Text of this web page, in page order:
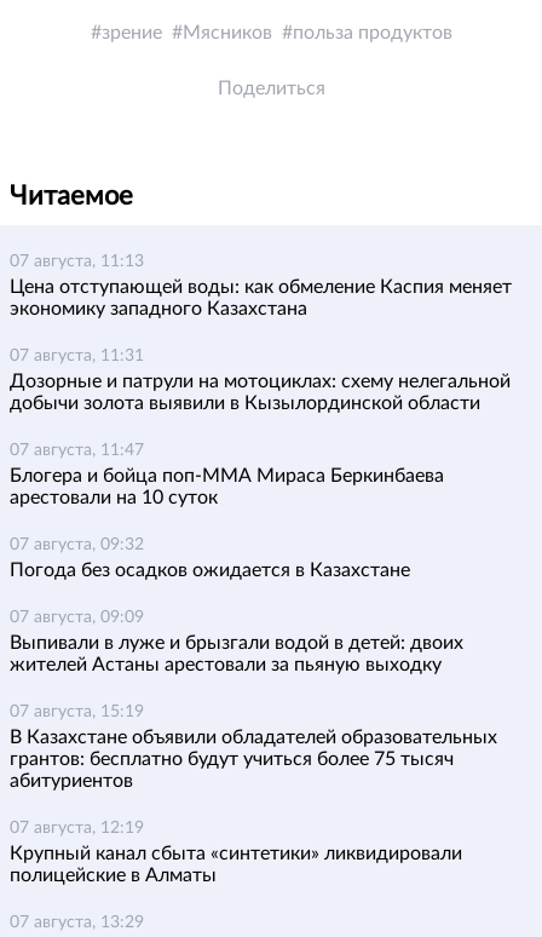
зрение Мясников польза продуктов
Поделиться
Читаемое
07 августа, 11:13
Цена отступающей воды: как обмеление Каспия меняет
экономику западного Казахстана
07 августа, 11:31
Дозорные и патрули на мотоциклах: схему нелегальной
добычи золота выявили в Кызылординской области
07 августа, 11:47
Блогера и бойца поп-ММА Мираса Беркинбаева
арестовали на 10 суток
07 августа, 09:32
Погода без осадков ожидается в Казахстане
07 августа, 09:09
Выпивали в луже и брызгали водой в детей: двоих
жителей Астаны арестовали за пьяную выходку
07 августа, 15:19
В Казахстане объявили обладателей образовательных
грантов: бесплатно будут учиться более 75 тысяч
абитуриентов
07 августа, 12:19
Крупный канал сбыта «синтетики» ликвидировали
полицейские в Алматы
07 августа, 13:29